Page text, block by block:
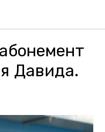
Давида.